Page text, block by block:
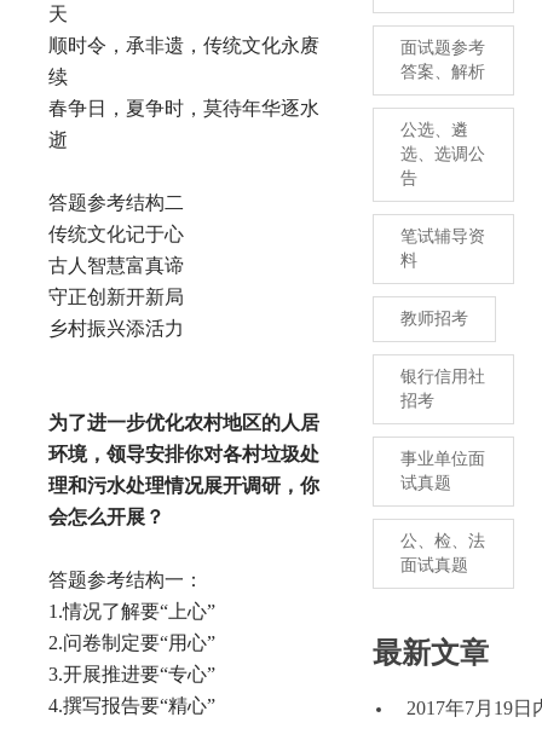
天
顺时令，承非遗，传统文化永赓
续
春争日，夏争时，莫待年华逐水
逝
答题参考结构二
传统文化记于心
古人智慧富真谛
守正创新开新局
乡村振兴添活力
为了进一步优化农村地区的人居
环境，领导安排你对各村垃圾处
理和污水处理情况展开调研，你
会怎么开展？
答题参考结构一：
1.情况了解要“上心”
2.问卷制定要“用心”
3.开展推进要“专心”
4.撰写报告要“精心”
面试题参考
答案、解析
公选、遴
选、选调公
告
笔试辅导资
料
教师招考
银行信用社
招考
事业单位面
试真题
公、检、法
面试真题
最新文章
2017年7月19